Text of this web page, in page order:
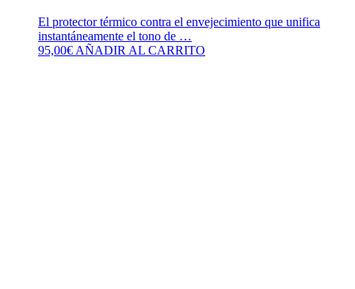
El protector térmico contra el envejecimiento que unifica
instantáneamente el tono de …
95,00€AÑADIR AL CARRITO